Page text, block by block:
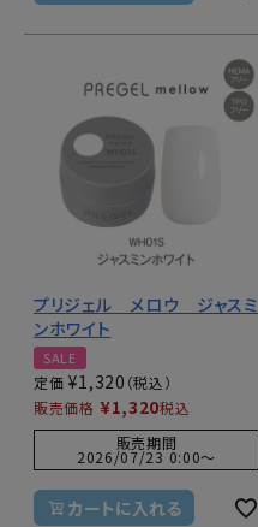
プリジェル メロウ ジャスミ
ンホワイト
SALE
定価 ¥1,320
販売価格 ¥1,320税込
販売期間
2026/07/23 0:00〜
カートに入れる